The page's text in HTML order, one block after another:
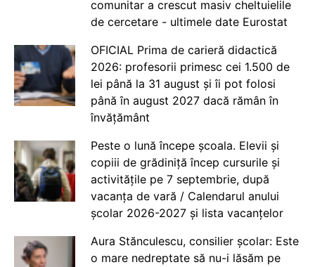
comunitar a crescut masiv cheltuielile
de cercetare - ultimele date Eurostat
OFICIAL Prima de carieră didactică
2026: profesorii primesc cei 1.500 de
lei până la 31 august și îi pot folosi
până în august 2027 dacă rămân în
învățământ
Peste o lună începe școala. Elevii și
copiii de grădiniță încep cursurile și
activitățile pe 7 septembrie, după
vacanța de vară / Calendarul anului
școlar 2026-2027 și lista vacanțelor
Aura Stănculescu, consilier școlar: Este
o mare nedreptate să nu-i lăsăm pe